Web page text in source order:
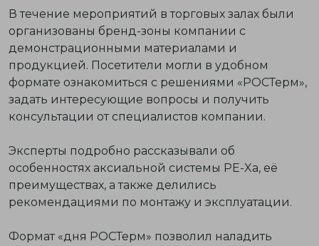
В течение мероприятий в торговых залах были
организованы бренд-зоны компании с
демонстрационными материалами и
продукцией. Посетители могли в удобном
формате ознакомиться с решениями «РОСТерм»,
задать интересующие вопросы и получить
консультации от специалистов компании.
Эксперты подробно рассказывали об
особенностях аксиальной системы PE-Xa, её
преимуществах, а также делились
рекомендациями по монтажу и эксплуатации.
Формат «дня РОСТерм» позволил наладить